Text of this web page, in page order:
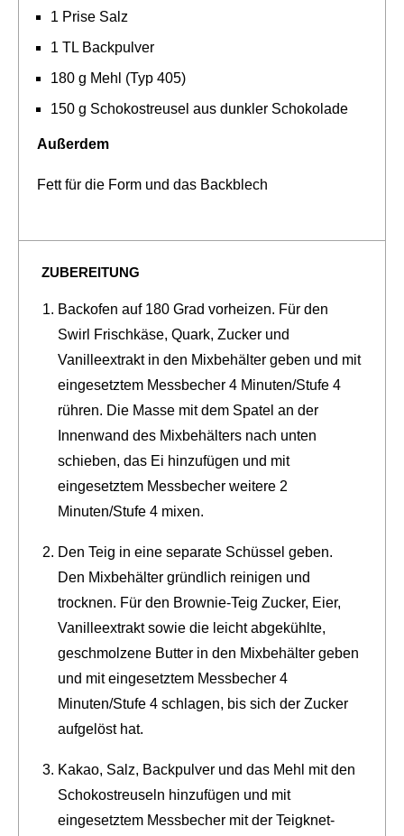
1 Prise Salz
1 TL Backpulver
180 g Mehl (Typ 405)
150 g Schokostreusel aus dunkler Schokolade
Außerdem
Fett für die Form und das Backblech
ZUBEREITUNG
Backofen auf 180 Grad vorheizen. Für den
Swirl Frischkäse, Quark, Zucker und
Vanilleextrakt in den Mixbehälter geben und mit
eingesetztem Messbecher 4 Minuten/Stufe 4
rühren. Die Masse mit dem Spatel an der
Innenwand des Mixbehälters nach unten
schieben, das Ei hinzufügen und mit
eingesetztem Messbecher weitere 2
Minuten/Stufe 4 mixen.
Den Teig in eine separate Schüssel geben.
Den Mixbehälter gründlich reinigen und
trocknen. Für den Brownie-Teig Zucker, Eier,
Vanilleextrakt sowie die leicht abgekühlte,
geschmolzene Butter in den Mixbehälter geben
und mit eingesetztem Messbecher 4
Minuten/Stufe 4 schlagen, bis sich der Zucker
aufgelöst hat.
Kakao, Salz, Backpulver und das Mehl mit den
Schokostreuseln hinzufügen und mit
eingesetztem Messbecher mit der Teigknet-